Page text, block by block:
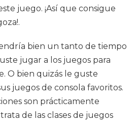
juego. ¡Así que consigue
bien un tanto de tiempo
jugar a los juegos para
O bien quizás le guste
juegos de consola favoritos.
son prácticamente
de las clases de juegos